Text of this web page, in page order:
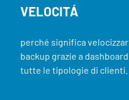
VELOCITÁ
perché significa
backup grazie a
tutte le tipologie di clienti.